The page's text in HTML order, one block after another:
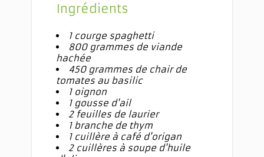
Ingrédients
1 courge spaghetti
800 grammes de viande
hachée
450 grammes de chair de
tomates au basilic
1 oignon
1 gousse d'ail
2 feuilles de laurier
1 branche de thym
1 cuillère à café d'origan
2 cuillères à soupe d'huile